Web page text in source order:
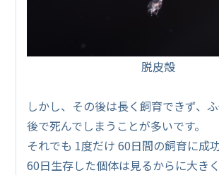
脱皮殻
しかし、その後は長く飼育できず、
後で死んでしまうことが多いです。
それでも 1度だけ 60日間の飼育に成
60日生存した個体は見るからに大き